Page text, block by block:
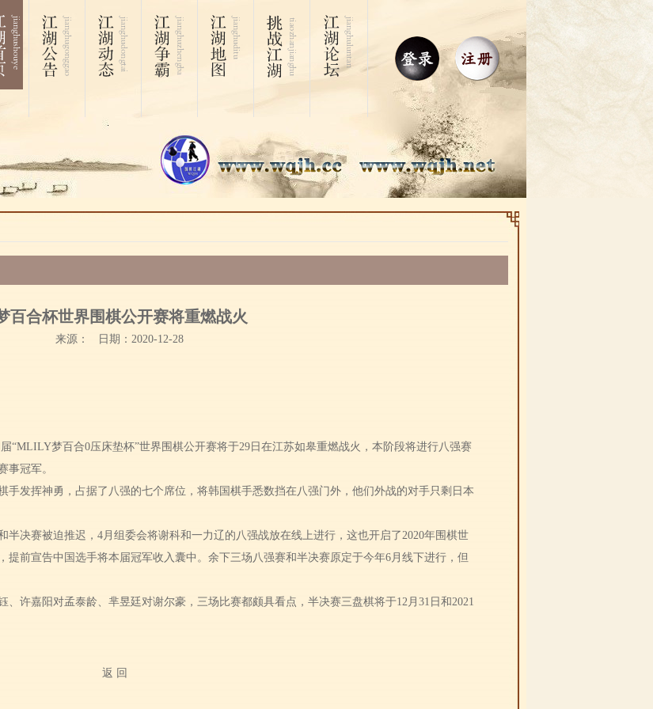
百合杯世界围棋公开赛将重燃战火
来源： 日期：2020-12-28
“MLILY梦百合0压床垫杯”世界围棋公开赛将于29日在江苏如皋重燃战火，本阶段将进行八强赛
事冠军。
手发挥神勇，占据了八强的七个席位，将韩国棋手悉数挡在八强门外，他们外战的对手只剩日本
决赛被迫推迟，4月组委会将谢科和一力辽的八强战放在线上进行，这也开启了2020年围棋世
提前宣告中国选手将本届冠军收入囊中。余下三场八强赛和半决赛原定于今年6月线下进行，但
许嘉阳对孟泰龄、芈昱廷对谢尔豪，三场比赛都颇具看点，半决赛三盘棋将于12月31日和2021
返 回